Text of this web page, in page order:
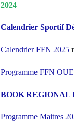
2024
Calendrier Sportif
Calendrier FFN 2025
Programme FFN
BOOK REGIONAL
Programme Maitres